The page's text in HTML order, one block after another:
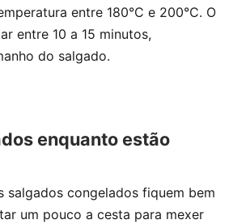
entre 180°C e 200°C. O
entre 10 a 15 minutos,
do salgado.
enquanto estão
salgados congelados fiquem bem
um pouco a cesta para mexer